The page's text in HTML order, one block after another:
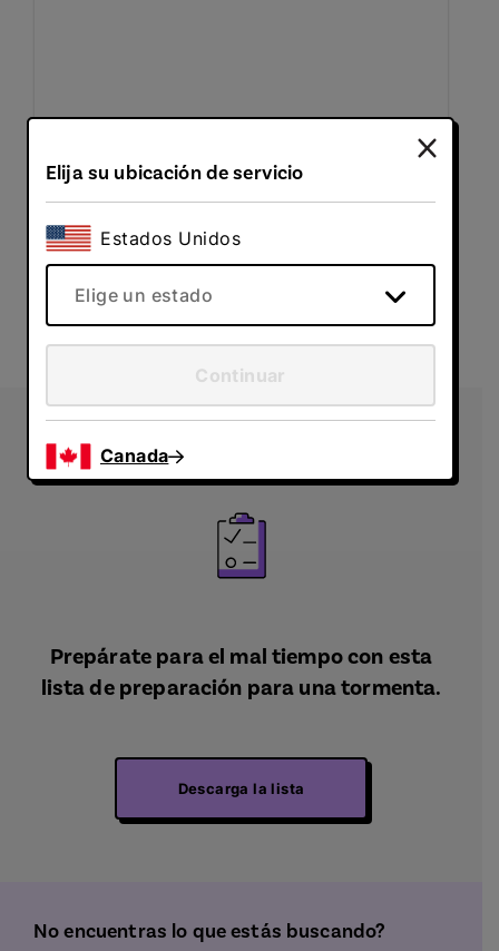
Leer artículo
Prepárate para el mal tiempo con esta
lista de preparación para una tormenta.
Descarga la lista
No encuentras lo que estás buscando?
Elija su ubicación de servicio
Estados Unidos
Elige un estado
Continuar
Canada